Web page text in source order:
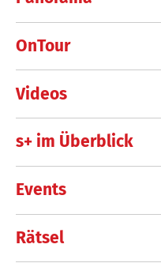
OnTour
Videos
s+ im Überblick
Events
Rätsel